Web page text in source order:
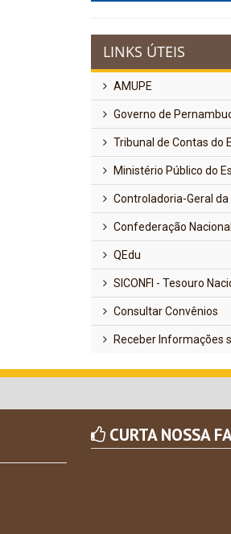
LINKS ÚTEIS
AMUPE
Governo de
Tribunal de Contas do
Ministério Público do
Controladoria-Geral da
Confederação
QEdu
SICONFI - Tesouro
Consultar Convênios
Receber Informações
CURTA NOSSA